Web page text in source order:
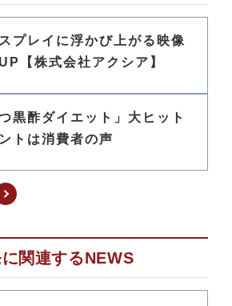
プレイに浮かび上がる映像
【株式会社アクシア】
黒酢ダイエット」大ヒット
トは消費者の声
関連するNEWS